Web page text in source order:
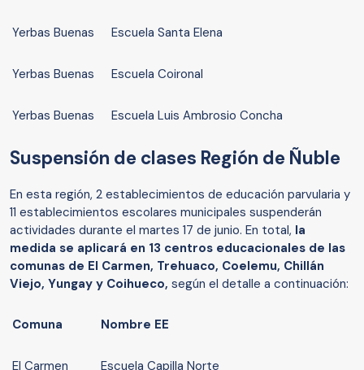
Yerbas Buenas Escuela Santa Elena
Yerbas Buenas Escuela Coironal
Yerbas Buenas Escuela Luis Ambrosio Concha
Suspensión de clases Región de Ñuble
En esta región, 2 establecimientos de educación parvularia y
11 establecimientos escolares municipales suspenderán
actividades durante el martes 17 de junio. En total, la
medida se aplicará en 13 centros educacionales de las
comunas de El Carmen, Trehuaco, Coelemu, Chillán
Viejo, Yungay y Coihueco, según el detalle a continuación:
Comuna Nombre EE
El Carmen Escuela Capilla Norte